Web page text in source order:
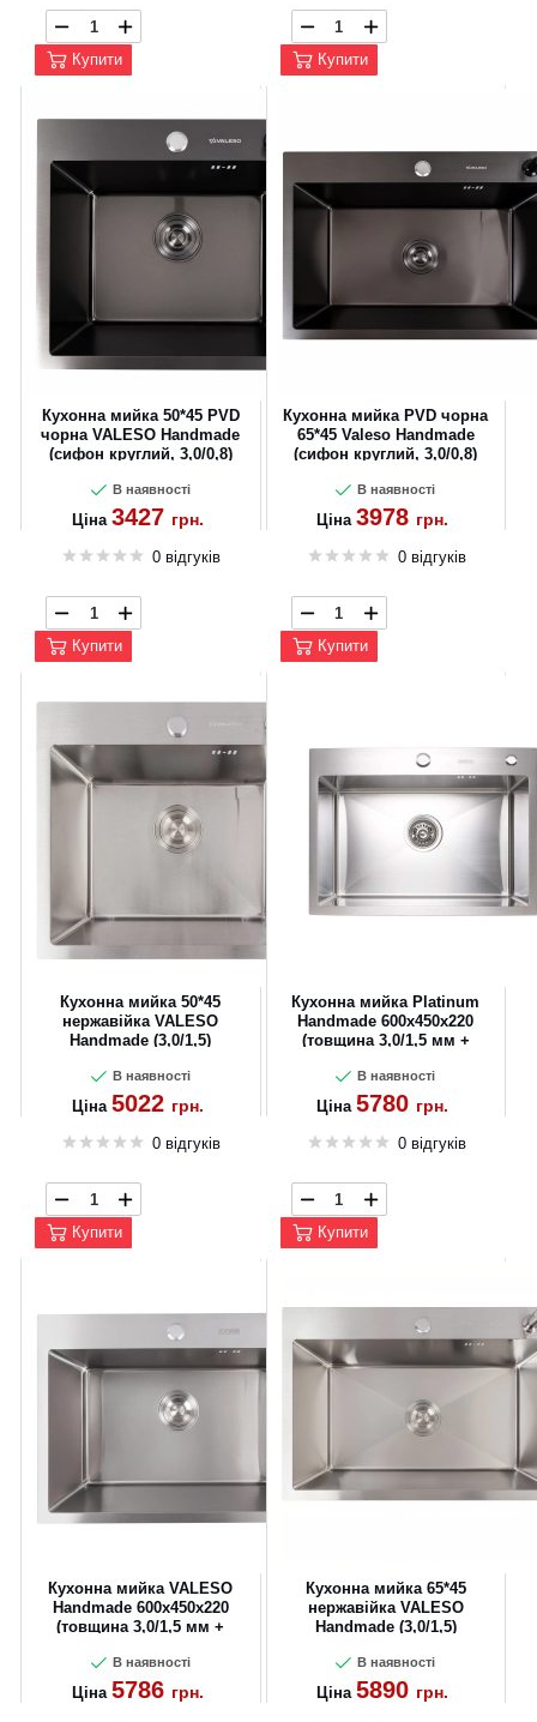
Купити Купити
Кухонна мийка 50*45 PVD
чорна VALESO Handmade
(сифон круглий, 3,0/0,8)
В наявності
Ціна 3427 грн.
0 відгуків
Купити
Кухонна мийка PVD чорна
65*45 Valeso Handmade
(сифон круглий, 3,0/0,8)
В наявності
Ціна 3978 грн.
0 відгуків
Купити
Кухонна мийка 50*45
нержавійка VALESO
Handmade (3,0/1,5)
В наявності
Ціна 5022 грн.
0 відгуків
Купити
Кухонна мийка Platinum
Handmade 600х450х220
(товщина 3,0/1,5 мм +
В наявності
Ціна 5780 грн.
0 відгуків
Купити
Кухонна мийка VALESO
Handmade 600х450х220
(товщина 3,0/1,5 мм +
В наявності
Ціна 5786 грн.
Кухонна мийка 65*45
нержавійка VALESO
Handmade (3,0/1,5)
В наявності
Ціна 5890 грн.
OK
CANCEL